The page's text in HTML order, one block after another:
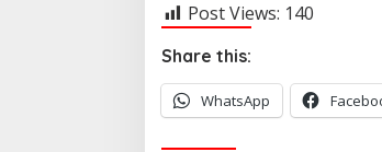
Post Views: 140
Share this:
WhatsApp